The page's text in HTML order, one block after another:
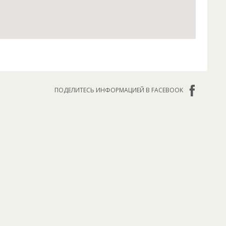
ПОДЕЛИТЕСЬ ИНФОРМАЦИЕЙ В FACEBOOK